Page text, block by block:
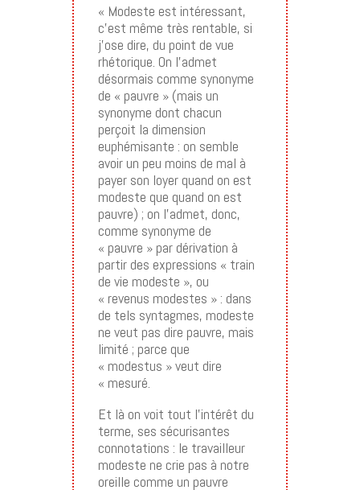
« Modeste est intéressant,
c’est même très rentable, si
j’ose dire, du point de vue
rhétorique. On l’admet
désormais comme synonyme
de « pauvre » (mais un
synonyme dont chacun
perçoit la dimension
euphémisante : on semble
avoir un peu moins de mal à
payer son loyer quand on est
modeste que quand on est
pauvre) ; on l’admet, donc,
comme synonyme de
« pauvre » par dérivation à
partir des expressions « train
de vie modeste », ou
« revenus modestes » : dans
de tels syntagmes, modeste
ne veut pas dire pauvre, mais
limité ; parce que
« modestus » veut dire
« mesuré.
Et là on voit tout l’intérêt du
terme, ses sécurisantes
connotations : le travailleur
modeste ne crie pas à notre
oreille comme un pauvre